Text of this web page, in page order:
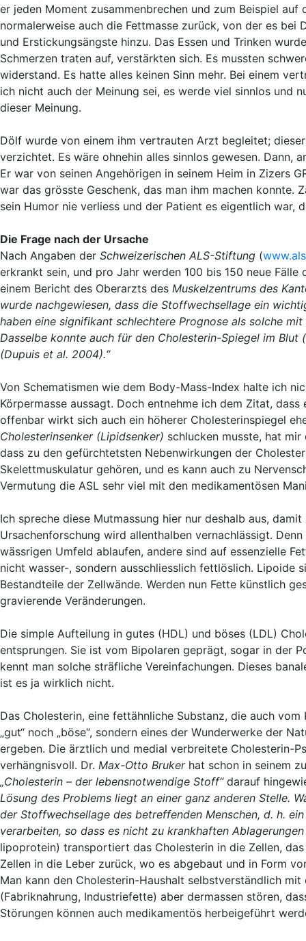
er jeden Moment zusammenbrechen und zum Beispiel
normalerweise auch die Fettmasse zurück, von der es
und Erstickungsängste hinzu. Das Essen und Trinken
Schmerzen traten auf, verstärkten sich. Es mussten
widerstand. Es hatte alles keinen Sinn mehr. Bei einem
ich nicht auch der Meinung sei, es werde viel sinnlos und
dieser Meinung.
Dölf wurde von einem ihm vertrauten Arzt begleitet;
verzichtet. Es wäre ohnehin alles sinnlos gewesen. Dann,
Er war von seinen Angehörigen in seinem Heim in Zizers
war das grösste Geschenk, das man ihm machen konnte.
sein Humor nie verliess und der Patient es eigentlich war,
Die Frage nach der Ursache
Nach Angaben der Schweizerischen ALS-Stiftung (
erkrankt sein, und pro Jahr werden 100 bis 150 neue
einem Bericht des Oberarzts des Muskelzentrums des
wurde nachgewiesen, dass die Stoffwechsellage ein
haben eine signifikant schlechtere Prognose als solche
Dasselbe konnte auch für den Cholesterin-Spiegel im
(Dupuis et al. 2004).“
Von Schematismen wie dem Body-Mass-Index halte ich
Körpermasse aussagt. Doch entnehme ich dem Zitat,
offenbar wirkt sich auch ein höherer Cholesterinspiegel
Cholesterinsenker (Lipidsenker) schlucken musste, hat
dass zu den gefürchtetsten Nebenwirkungen der
Skelettmuskulatur gehören, und es kann auch zu
Vermutung die ASL sehr viel mit den medikamentösen
Ich spreche diese Mutmassung hier nur deshalb aus,
Ursachenforschung wird allenthalben vernachlässigt.
wässrigen Umfeld ablaufen, andere sind auf essenzielle
nicht wasser-, sondern ausschliesslich fettlöslich. Lipoide
Bestandteile der Zellwände. Werden nun Fette künstlich
gravierende Veränderungen.
Die simple Aufteilung in gutes (HDL) und böses (LDL)
entsprungen. Sie ist vom Bipolaren geprägt, sogar in der
kennt man solche sträfliche Vereinfachungen. Dieses
ist es ja wirklich nicht.
Das Cholesterin, eine fettähnliche Substanz, die auch
„gut“ noch „böse“, sondern eines der Wunderwerke der
ergeben. Die ärztlich und medial verbreitete Cholesterin-
verhängnisvoll. Dr. Max-Otto Brukerhat schon in seinem
„Cholesterin – der lebensnotwendige Stoff“ darauf
Lösung des Problems liegt an einer ganz anderen Stelle.
der Stoffwechsellage des betreffenden Menschen, d. h.
verarbeiten, so dass es nicht zu krankhaften Ablagerungen
lipoprotein) transportiert das Cholesterin in die Zellen,
Zellen in die Leber zurück, wo es abgebaut und in Form
Man kann den Cholesterin-Haushalt selbstverständlich
(Fabriknahrung, Industriefette) aber dermassen stören,
Störungen können auch medikamentös herbeigeführt